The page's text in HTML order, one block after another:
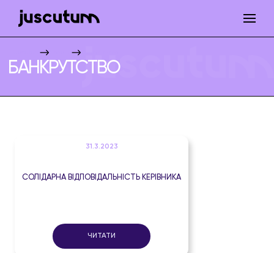
БАНКРУТСТВО
31.3.2023
СОЛІДАРНА ВІДПОВІДАЛЬНІСТЬ КЕРІВНИКА
ЧИТАТИ